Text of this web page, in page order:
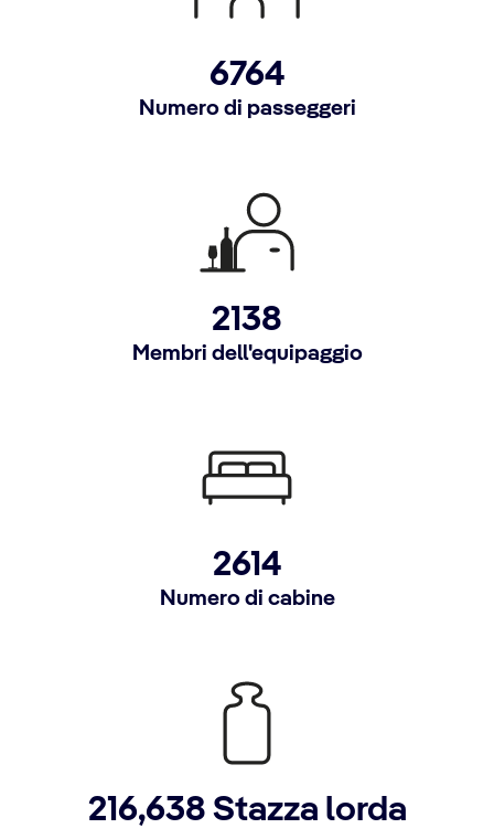
6764
Numero di passeggeri
2138
Membri dell'equipaggio
2614
Numero di cabine
216,638 Stazza lorda